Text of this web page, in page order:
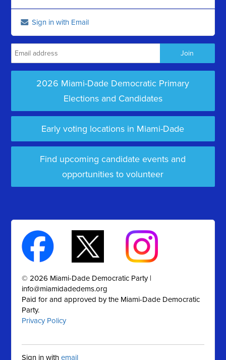
Sign in with Email
2026 Miami-Dade Democratic Primary
Elections and Candidates
Early voting locations in Miami-Dade
Find upcoming candidate events and
opportunities to volunteer
© 2026 Miami-Dade Democratic Party |
info@miamidadedems.org
Paid for and approved by the Miami-Dade Democratic
Party.
Privacy Policy
Sign in withemail